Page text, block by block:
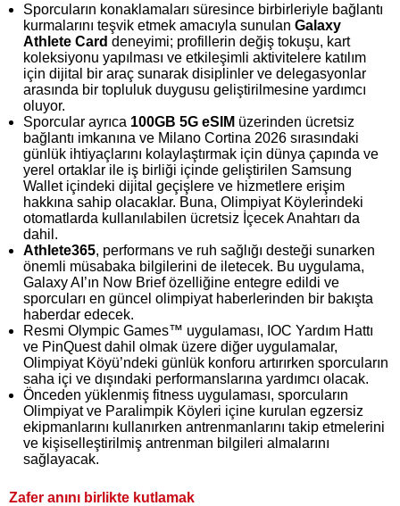
Sporcuların konaklamaları süresince birbirleriyle bağlantı
kurmalarını teşvik etmek amacıyla sunulan Galaxy
Athlete Card deneyimi; profillerin değiş tokuşu, kart
koleksiyonu yapılması ve etkileşimli aktivitelere katılım
için dijital bir araç sunarak disiplinler ve delegasyonlar
arasında bir topluluk duygusu geliştirilmesine yardımcı
oluyor.
Sporcular ayrıca 100GB 5G eSIM üzerinden ücretsiz
bağlantı imkanına ve Milano Cortina 2026 sırasındaki
günlük ihtiyaçlarını kolaylaştırmak için dünya çapında ve
yerel ortaklar ile iş birliği içinde geliştirilen Samsung
Wallet içindeki dijital geçişlere ve hizmetlere erişim
hakkına sahip olacaklar. Buna, Olimpiyat Köylerindeki
otomatlarda kullanılabilen ücretsiz İçecek Anahtarı da
dahil.
Athlete365, performans ve ruh sağlığı desteği sunarken
önemli müsabaka bilgilerini de iletecek. Bu uygulama,
Galaxy AI’ın Now Brief özelliğine entegre edildi ve
sporcuları en güncel olimpiyat haberlerinden bir bakışta
haberdar edecek.
Resmi Olympic Games™ uygulaması, IOC Yardım Hattı
ve PinQuest dahil olmak üzere diğer uygulamalar,
Olimpiyat Köyü’ndeki günlük konforu artırırken sporcuların
saha içi ve dışındaki performanslarına yardımcı olacak.
Önceden yüklenmiş fitness uygulaması, sporcuların
Olimpiyat ve Paralimpik Köyleri içine kurulan egzersiz
ekipmanlarını kullanırken antrenmanlarını takip etmelerini
ve kişiselleştirilmiş antrenman bilgileri almalarını
sağlayacak.
Zafer anını birlikte kutlamak